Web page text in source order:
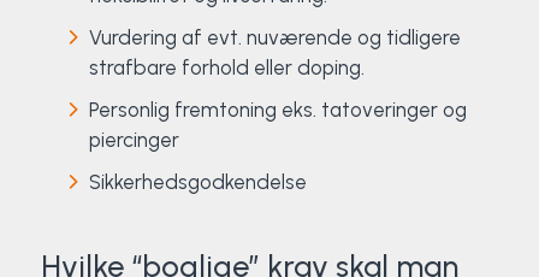
Vurdering af evt. nuværende og tidligere
strafbare forhold eller doping.
Personlig fremtoning eks. tatoveringer og
piercinger
Sikkerhedsgodkendelse
Hvilke “boglige” krav skal man